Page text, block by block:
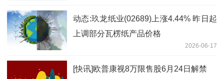
动态:玖龙纸业(02689)上涨4.44% 昨日起
上调部分瓦楞纸产品价格
2026-06-17
[快讯]欧普康视8万限售股6月24日解禁